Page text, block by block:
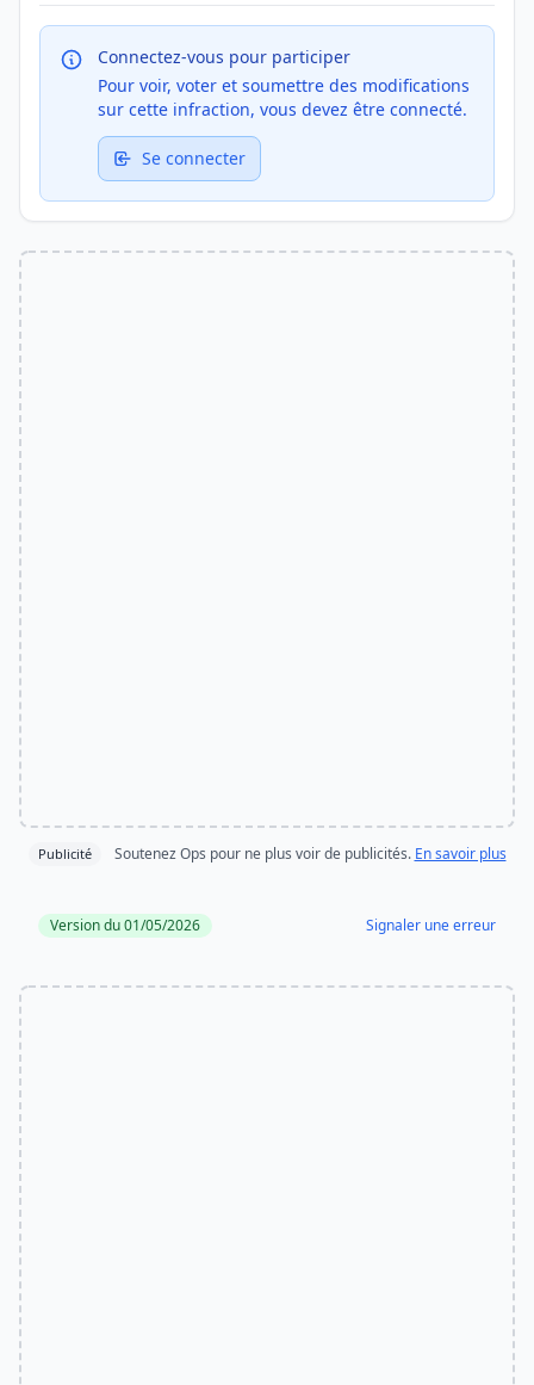
Connectez-vous pour participer
Pour voir, voter et soumettre des modifications
sur cette infraction, vous devez être connecté.
Se connecter
Publicité Soutenez Ops pour ne plus voir de publicités. En savoir plus
Version du 01/05/2026 Signaler une erreur